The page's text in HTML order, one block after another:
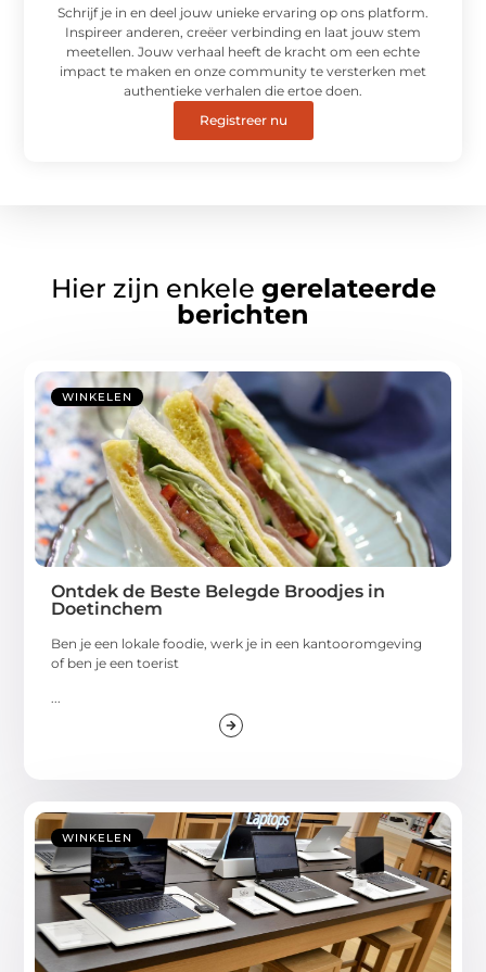
Schrijf je in en deel jouw unieke ervaring op ons platform.
Inspireer anderen, creëer verbinding en laat jouw stem
meetellen. Jouw verhaal heeft de kracht om een echte
impact te maken en onze community te versterken met
authentieke verhalen die ertoe doen.
Registreer nu
Hier zijn enkele gerelateerde
berichten
WINKELEN
Ontdek de Beste Belegde Broodjes in
Doetinchem
Ben je een lokale foodie, werk je in een kantooromgeving
of ben je een toerist
...
WINKELEN